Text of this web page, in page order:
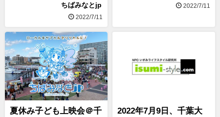
ちばみなとjp
2022/7/11
2022/7/11
夏休み子ども上映会＠千
2022年7月9日、千葉大